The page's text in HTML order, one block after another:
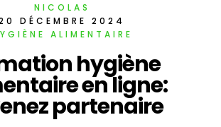
NICOLAS
DÉCEMBRE 2024
ALIMENTAIRE
hygiène
en ligne:
partenaire